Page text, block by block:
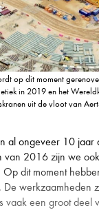
op dit moment
in 2019 en het
uit de vloot van
al ongeveer 10
van 2016 zijn we
Op dit moment
De werkzaamheden
vaak een groot deel